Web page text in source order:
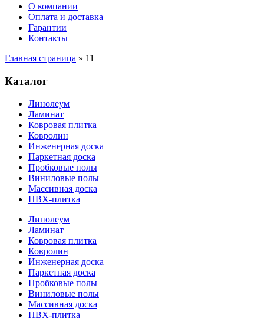
О компании
Оплата и доставка
Гарантии
Контакты
Главная страница » 11
Каталог
Линолеум
Ламинат
Ковровая плитка
Ковролин
Инженерная доска
Паркетная доска
Пробковые полы
Виниловые полы
Массивная доска
ПВХ-плитка
Линолеум
Ламинат
Ковровая плитка
Ковролин
Инженерная доска
Паркетная доска
Пробковые полы
Виниловые полы
Массивная доска
ПВХ-плитка